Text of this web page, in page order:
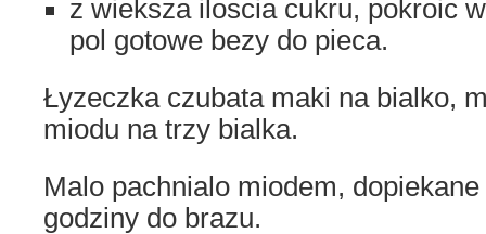
z wieksza iloscia cukru, pokroic
pol gotowe bezy do pieca.
Łyzeczka czubata maki na bialko,
miodu na trzy bialka.
Malo pachnialo miodem,
godziny do brazu.